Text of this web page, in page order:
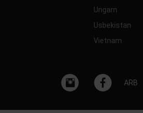
Ungarn
Usbekistan
Vietnam
ARB